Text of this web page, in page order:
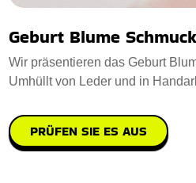
Geburt Blume
Wir präsentieren das Geburt
Umhüllt von Leder und in
PRÜFEN SIE ES AUS